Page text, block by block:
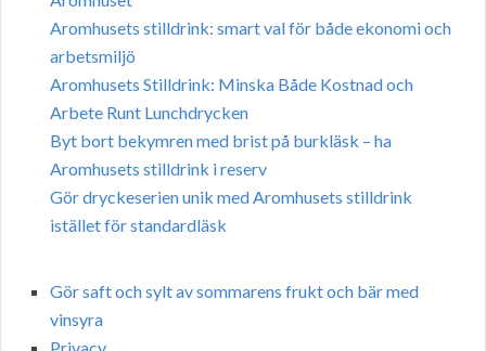
Aromhusets stilldrink: smart val för både ekonomi och
arbetsmiljö
Aromhusets Stilldrink: Minska Både Kostnad och
Arbete Runt Lunchdrycken
Byt bort bekymren med brist på burkläsk – ha
Aromhusets stilldrink i reserv
Gör dryckeserien unik med Aromhusets stilldrink
istället för standardläsk
Gör saft och sylt av sommarens frukt och bär med
vinsyra